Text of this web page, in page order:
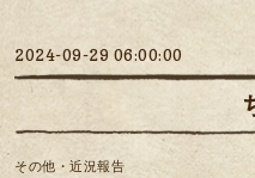
2024-09-29 06:00:00
その他・近況報告